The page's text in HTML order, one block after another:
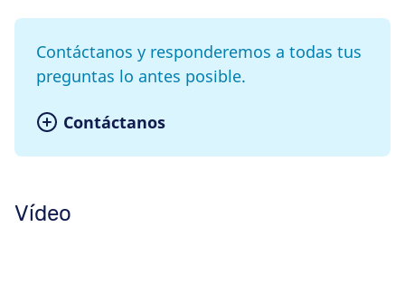
Contáctanos y responderemos a todas tus
preguntas lo antes posible.
Contáctanos
Vídeo